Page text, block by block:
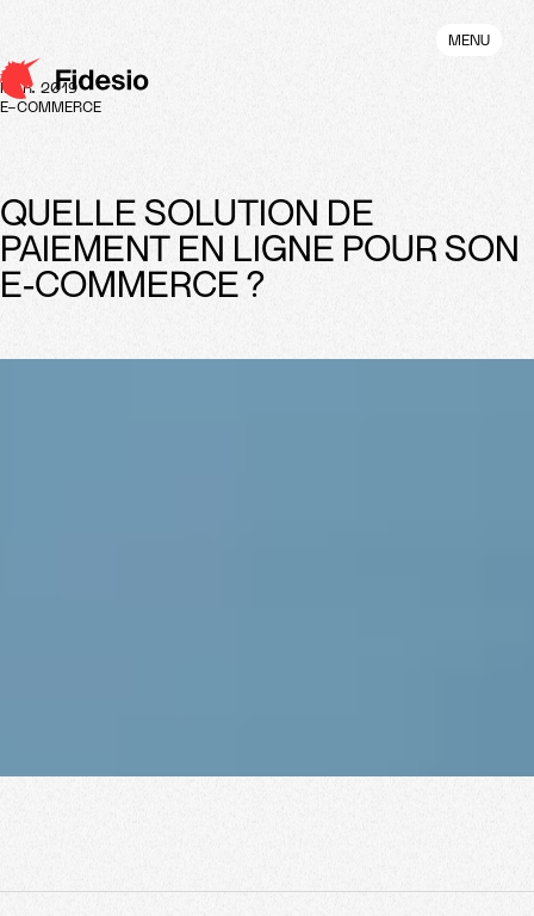
contenu
principal
MENU
MAR. 2019
E-COMMERCE
QUELLE SOLUTION DE
PAIEMENT EN LIGNE POUR SON
E-COMMERCE ?